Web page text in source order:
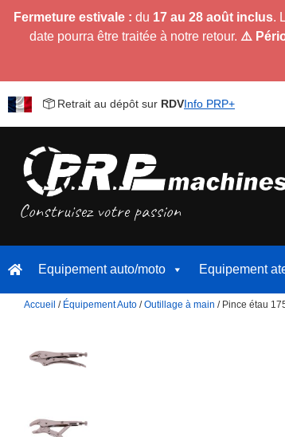
Fermeture estivale : du 17 au 28 août inclus.
date pourra être traitée à notre retour. ⚠️
Retrait au dépôt sur RDVInfo PRP+
Equipement auto/moto Equipement
Accueil / Équipement Auto /Outillage à main / Pince étau